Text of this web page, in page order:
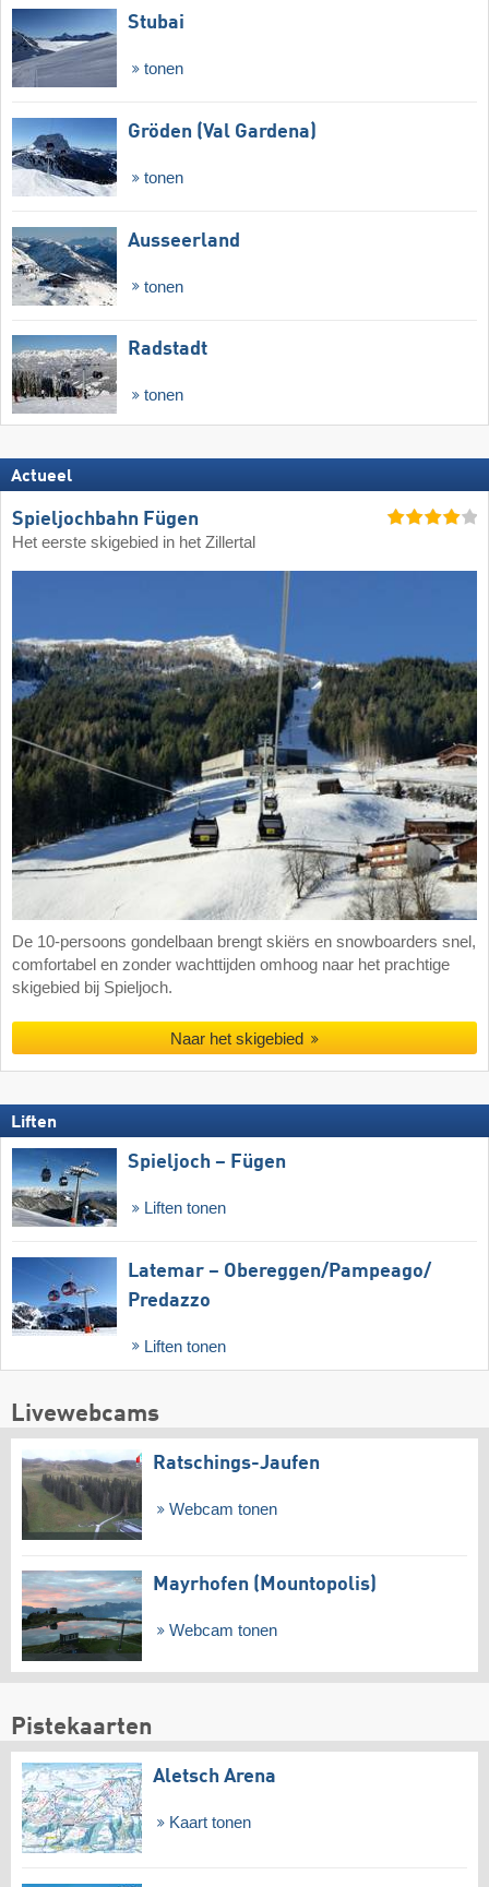
Stubai
tonen
Gröden (Val Gardena)
tonen
Ausseerland
tonen
Radstadt
tonen
Actueel
Spieljochbahn Fügen
Het eerste skigebied in het Zillertal
De 10-persoons gondelbaan brengt skiërs en snowboarders snel,
comfortabel en zonder wachttijden omhoog naar het prachtige
skigebied bij Spieljoch.
Naar het skigebied
Liften
Spieljoch – Fügen
Liften tonen
Latemar – Obereggen/​Pampeago/​
Predazzo
Liften tonen
Livewebcams
Ratschings-Jaufen
Webcam tonen
Mayrhofen (Mountopolis)
Webcam tonen
Pistekaarten
Aletsch Arena
Kaart tonen